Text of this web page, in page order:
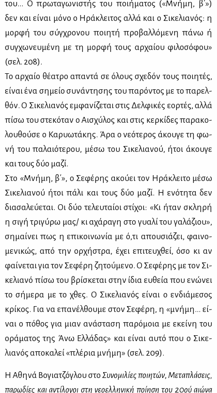
του… Ο πρω­τα­γω­νι­στής του ποι­ή­μα­τος («Μνή­μη, β΄»)
δεν και εί­ναι μό­νο ο Ηρά­κλει­τος αλ­λά και ο Σι­κε­λια­νός: η
μορ­φή του σύγ­χρο­νου ποι­η­τή προ­βαλ­λό­με­νη πά­νω ή
συγ­χω­νευ­μέ­νη με τη μορ­φή τους αρ­χαί­ου φι­λο­σό­φου»
(σελ. 208).
Το αρ­χαίο θέ­α­τρο απα­ντά σε όλους σχε­δόν τους ποι­η­τές,
εί­ναι ένα ση­μείο συ­νά­ντη­σης του πα­ρό­ντος με το πα­ρελ­
θόν. Ο Σι­κε­λια­νός εμ­φα­νί­ζε­ται στις Δελ­φι­κές εορ­τές, αλ­λά
πί­σω του στε­κό­ταν ο Αι­σχύ­λος και στις κερ­κί­δες πα­ρα­κο­
λου­θού­σε ο Κα­ρυω­τά­κης. Άρα ο νε­ό­τε­ρος άκου­γε τη φω­
νή του πα­λαιό­τε­ρου, μέ­σω του Σι­κε­λια­νού, ήτοι άκου­γε
και τους δύο μα­ζί.
Στο «Μνή­μη, β΄», ο Σε­φέ­ρης ακού­ει τον Ηρά­κλει­το μέ­σω
Σι­κε­λια­νού ήτοι πά­λι και τους δύο μα­ζί. Η ενό­τη­τα δεν
δια­σα­λεύ­ε­ται. Οι δύο τε­λευ­ταί­οι στί­χοι: «Κι ήταν σκλη­ρή
η σι­γή τρι­γύ­ρω μας/ κι αχά­ρα­γη στο γυα­λί του γα­λά­ζιου»,
ση­μαί­νει πως η επι­κοι­νω­νία με ό,τι απου­σιά­ζει, φαι­νο­
με­νι­κώς, από την ορ­χή­στρα, έχει επι­τευ­χθεί, όσο κι αν
φαί­νε­ται για τον Σε­φέ­ρη ζη­τού­με­νο. Ο Σε­φέ­ρης με τον Σι­
κε­λια­νό πί­σω του βρί­σκε­ται στην ίδια ευ­θεία που ενώ­νει
το σή­με­ρα με το χθες. Ο Σι­κε­λια­νός εί­ναι ο εν­διά­με­σος
κρί­κος. Για να επα­νέλ­θου­με στον Σε­φέ­ρη, η «μνή­μη… εί­
ναι ο πό­θος για μιαν ανά­στα­ση πα­ρό­μοια με εκεί­νη του
ορά­μα­τος της Άνω Ελ­λά­δας» και εί­ναι αυ­τό που ο Σι­κε­
λια­νός απο­κα­λεί «πλέ­ρια μνή­μη» (σελ. 209).
Η Αθη­νά Βο­για­τζό­γλου στο Συ­νο­μι­λί­ες ποι­η­τών, Με­τα­πλά­σεις,
πα­ρω­δί­ες και αντί­λο­γοι στη νε­ο­ελ­λη­νι­κή ποί­η­ση του 20ού αιώ­να